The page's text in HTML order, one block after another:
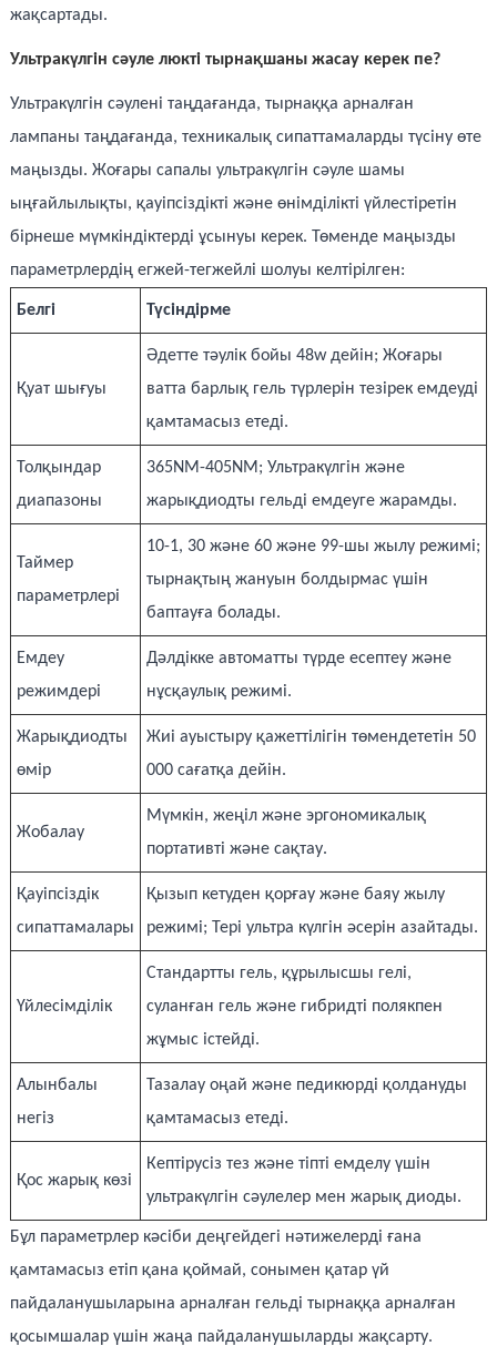
жақсартады.
Ультракүлгін сәуле люкті тырнақшаны жасау керек пе?
Ультракүлгін сәулені таңдағанда, тырнаққа арналған
лампаны таңдағанда, техникалық сипаттамаларды түсіну өте
маңызды. Жоғары сапалы ультракүлгін сәуле шамы
ыңғайлылықты, қауіпсіздікті және өнімділікті үйлестіретін
бірнеше мүмкіндіктерді ұсынуы керек. Төменде маңызды
параметрлердің егжей-тегжейлі шолуы келтірілген:
Белгі Түсіндірме
Қуат шығуы
Әдетте тәулік бойы 48w дейін; Жоғары
ватта барлық гель түрлерін тезірек емдеуді
қамтамасыз етеді.
Толқындар
диапазоны
365NM-405NM; Ультракүлгін және
жарықдиодты гельді емдеуге жарамды.
Таймер
параметрлері
10-1, 30 және 60 және 99-шы жылу режимі;
тырнақтың жануын болдырмас үшін
баптауға болады.
Емдеу
режимдері
Дәлдікке автоматты түрде есептеу және
нұсқаулық режимі.
Жарықдиодты
өмір
Жиі ауыстыру қажеттілігін төмендететін 50
000 сағатқа дейін.
Жобалау
Мүмкін, жеңіл және эргономикалық
портативті және сақтау.
Қауіпсіздік
сипаттамалары
Қызып кетуден қорғау және баяу жылу
режимі; Тері ультра күлгін әсерін азайтады.
Үйлесімділік
Стандартты гель, құрылысшы гелі,
суланған гель және гибридті полякпен
жұмыс істейді.
Алынбалы
негіз
Тазалау оңай және педикюрді қолдануды
қамтамасыз етеді.
Қос жарық көзі
Кептірусіз тез және тіпті емделу үшін
ультракүлгін сәулелер мен жарық диоды.
Бұл параметрлер кәсіби деңгейдегі нәтижелерді ғана
қамтамасыз етіп қана қоймай, сонымен қатар үй
пайдаланушыларына арналған гельді тырнаққа арналған
қосымшалар үшін жаңа пайдаланушыларды жақсарту.